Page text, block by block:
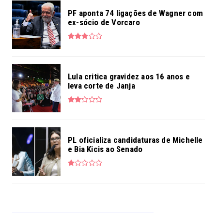
PF aponta 74 ligações de Wagner com
ex-sócio de Vorcaro
Lula critica gravidez aos 16 anos e
leva corte de Janja
PL oficializa candidaturas de Michelle
e Bia Kicis ao Senado